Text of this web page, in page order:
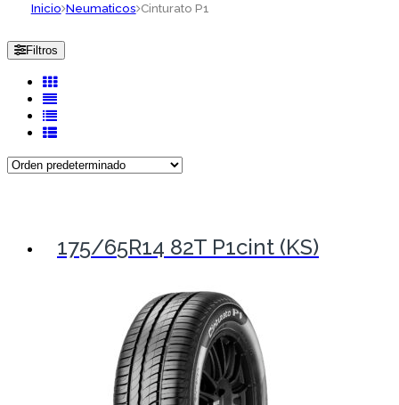
Inicio Neumaticos Cinturato P1
Filtros
175/65R14 82T P1cint (KS)